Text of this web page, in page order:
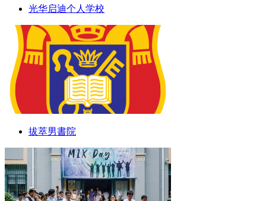
光华启迪个人学校
拔萃男書院